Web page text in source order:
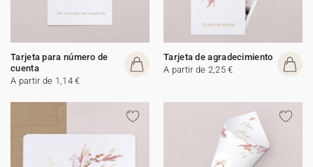
Tarjeta para número de
cuenta
A partir de 1,14 €
Tarjeta de agradecimiento
A partir de 2,25 €